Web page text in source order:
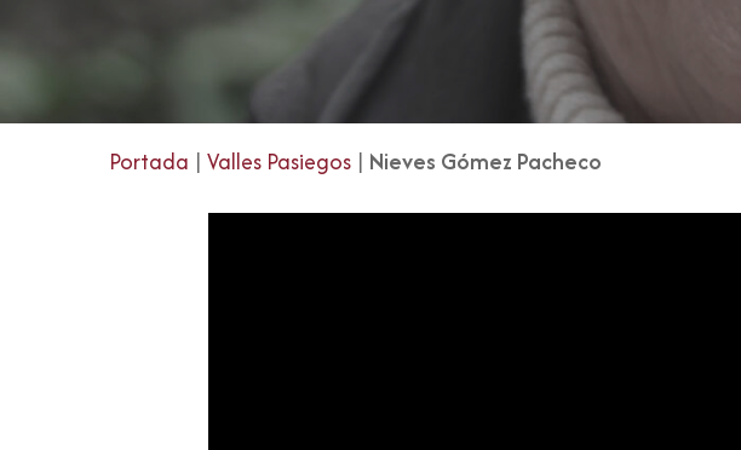
Portada | Valles Pasiegos | Nieves Gómez Pacheco